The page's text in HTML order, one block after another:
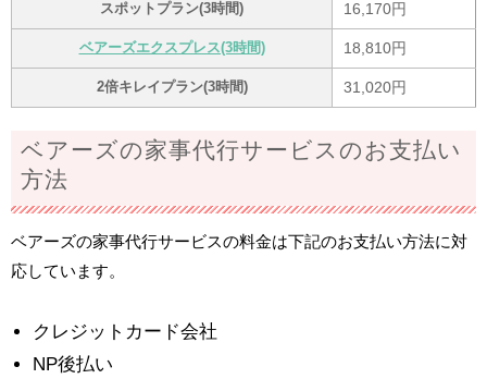
スポットプラン(3時間) 16,170円
ベアーズエクスプレス(3時間) 18,810円
2倍キレイプラン(3時間) 31,020円
ベアーズの家事代行サービスのお支払い
方法
ベアーズの家事代行サービスの料金は下記のお支払い方法に対
応しています。
クレジットカード会社
NP後払い